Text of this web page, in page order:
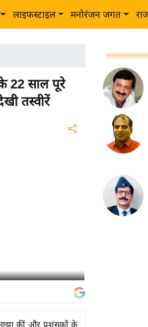
लाइफस्टाइल मनोरंजन जगत
22 साल पूरे
तस्वीरें
कीं और प्रशंसकों के